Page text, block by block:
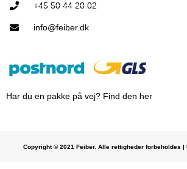
+45 50 44 20 02
info@feiber.dk
Har du en pakke på vej? Find den her
Copyright © 2021 Feiber. Alle rettigheder forbeholdes |